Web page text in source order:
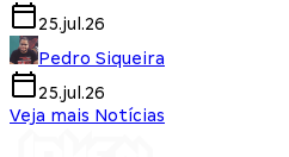
25.jul.26
Pedro Siqueira
25.jul.26
Veja mais Notícias